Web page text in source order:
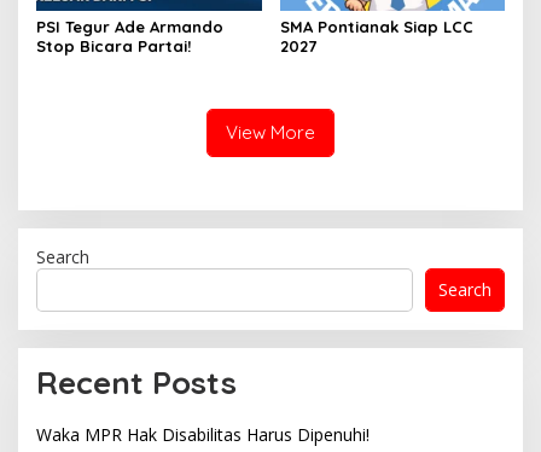
PSI Tegur Ade Armando
Stop Bicara Partai!
SMA Pontianak Siap LCC
2027
View More
Search
Search
Recent Posts
Waka MPR Hak Disabilitas Harus Dipenuhi!